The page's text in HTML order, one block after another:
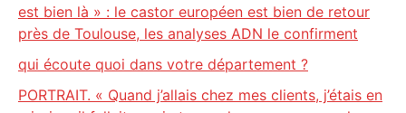
est bien là » : le castor européen est bien de retour
près de Toulouse, les analyses ADN le confirment
qui écoute quoi dans votre département ?
PORTRAIT. « Quand j’allais chez mes clients, j’étais en